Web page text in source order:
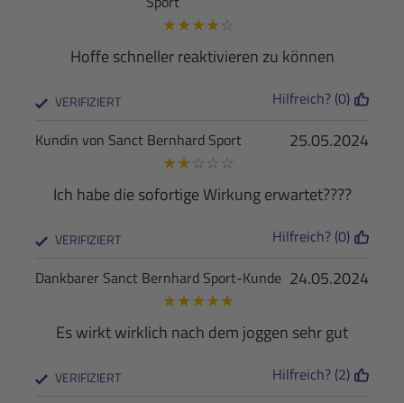
★★★★☆
Hoffe schneller reaktivieren zu können
VERIFIZIERT Hilfreich? (0)
25.05.2024
Kundin von Sanct Bernhard Sport
★★☆☆☆
Ich habe die sofortige Wirkung erwartet????
VERIFIZIERT Hilfreich? (0)
24.05.2024
Dankbarer Sanct Bernhard Sport-Kunde
★★★★★
Es wirkt wirklich nach dem joggen sehr gut
VERIFIZIERT Hilfreich? (2)